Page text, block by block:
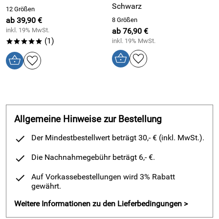
30% Seide
30% Polyamid
25% Wolle
15% Angora
Größeneinteilung
M = Gr. 40/42 (Oberweite 96cm)
L = Gr. 44/46 (Oberweite 104cm)
XL = Gr. 48/50 (Oberweite 116cm)
Seide ist eine „Faser, die ausschließlich aus Kokons
(Textilkennzeichnungsverodnung).
Auch heute gilt Seide noch als ein natürliches Luxusgut.
12 Größen
ab 39,90 €
inkl. 19% MwSt.
***** (1)
Schwarz
8 Größen
ab 76,90 €
inkl. 19% MwSt.
Allgemeine Hinweise zur Bestellung
Der Mindestbestellwert beträgt 30,- € (inkl. MwSt.).
Die Nachnahmegebühr beträgt 6,- €.
Auf Vorkassebestellungen wird 3% Rabatt
gewährt.
Weitere Informationen zu den Lieferbedingungen >